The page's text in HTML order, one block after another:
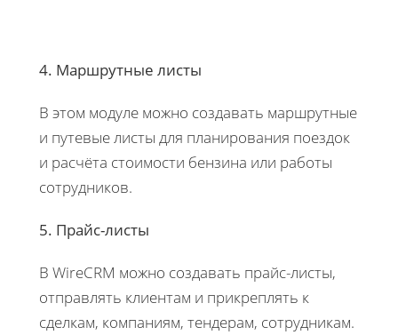
4. Маршрутные листы
В этом модуле можно создавать маршрутные
и путевые листы для планирования поездок
и расчёта стоимости бензина или работы
сотрудников.
5. Прайс-листы
В WireCRM можно создавать прайс-листы,
отправлять клиентам и прикреплять к
сделкам, компаниям, тендерам, сотрудникам.